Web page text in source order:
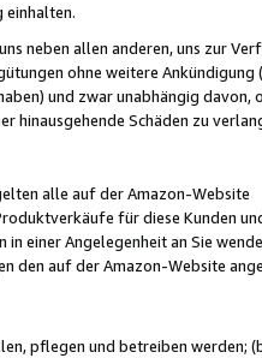
einhalten.
neben allen anderen, uns zur
ohne weitere Ankündigung
und zwar unabhängig davon,
hinausgehende Schäden zu
alle auf der Amazon-Website
für diese Kunden
einer Angelegenheit an Sie
den auf der Amazon-Website
pflegen und betreiben werden;